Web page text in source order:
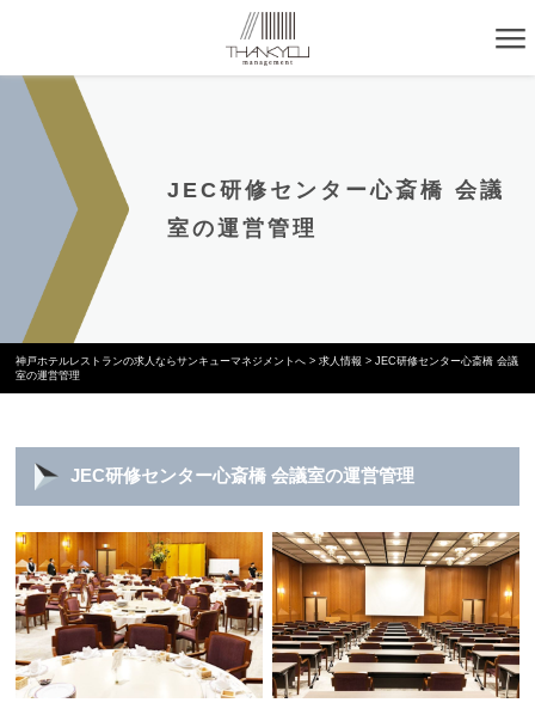
JEC研修センター心斎橋 会議
室の運営管理
神戸ホテルレストランの求人ならサンキューマネジメントへ >求人情報 >JEC研修センター心斎橋 会議
室の運営管理
JEC研修センター心斎橋 会議室の運営管理